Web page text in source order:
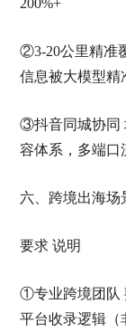
200%+
②3-20公里精准
信息被大模型精
③抖音同城协同
容体系，多端口
六、跨境出海场
要求 说明
①专业跨境团队
平台收录逻辑（